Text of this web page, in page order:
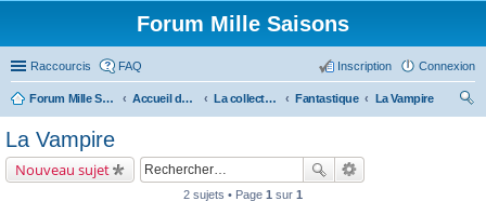
Forum Mille Saisons
Raccourcis FAQ Connexion
Inscription
Forum Mille Saisons Accueil du forum La collection Mille Saisons Fantastique
La Vampire
La Vampire
Nouveau sujet
2 sujets • Page 1 sur 1